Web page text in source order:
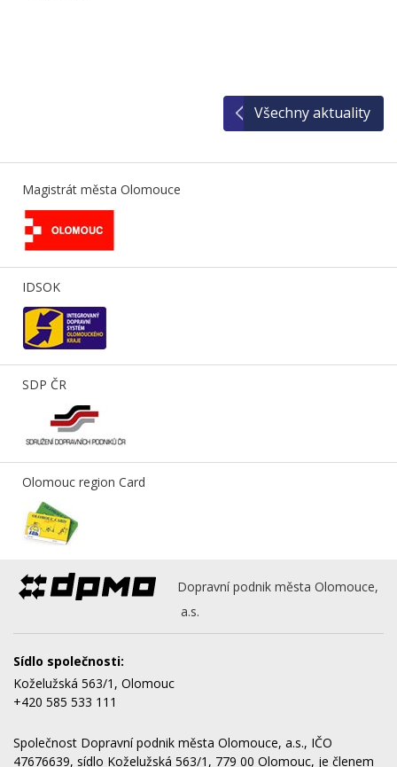
Všechny aktuality
Magistrát města Olomouce
IDSOK
SDP ČR
Olomouc region Card
Dopravní podnik města Olomouce,
a.s.
Sídlo společnosti:
Koželužská 563/1, Olomouc
+420 585 533 111
Společnost Dopravní podnik města Olomouce, a.s., IČO
47676639, sídlo Koželužská 563/1, 779 00 Olomouc, je členem